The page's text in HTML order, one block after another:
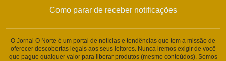
Como parar de receber notificações
O Jornal O Norte é um portal de notícias e tendências que tem a missão de
oferecer descobertas legais aos seus leitores. Nunca iremos exigir de você
que pague qualquer valor para liberar produtos (mesmo conteúdos). Somos